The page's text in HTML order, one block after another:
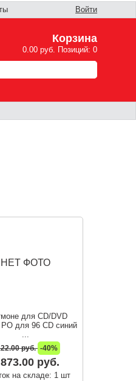
Войти
Корзина
0.00 руб. Позиций: 0
НЕТ ФОТО
для CD/DVD
РО для 96 CD синий
...
руб. -40%
руб.
на складе: 1 шт